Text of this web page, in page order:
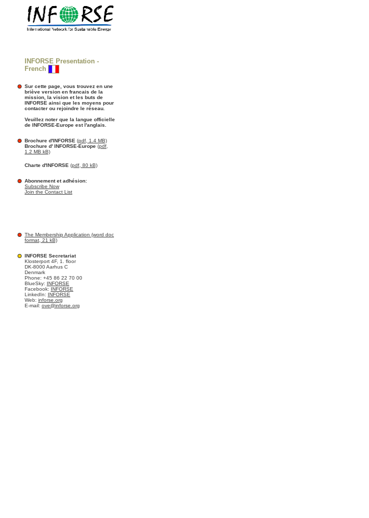
INFORSE Presentation -
French
Sur cette page, vous trouvez en une
briève version en francais de la
mission, la vision et les buts de
INFORSE ainsi que les moyens pour
contacter ou rejoindre le réseau
Veuillez noter que la langue officielle
de INFORSE-Europe est l'anglais.
Brochure d'INFORSE (pdf, 1.4 MB)
Brochure d' INFORSE-Europe (pdf,
1.2 MB kB)
Charte d'INFORSE (pdf, 80 kB)
Abonnement et adhésion:
Subscribe Now
Join the Contact List
The Membership Application (word doc
format, 21 kB)
INFORSE Secretariat
Klosterport 4F, 1. floor
DK-8000 Aarhus C
Denmark
Phone: +45 86 22 70 00
BlueSky: INFORSE
Facebook: INFORSE
LinkedIn: INFORSE
Web: inforse.org
E-mail: ove@inforse.org